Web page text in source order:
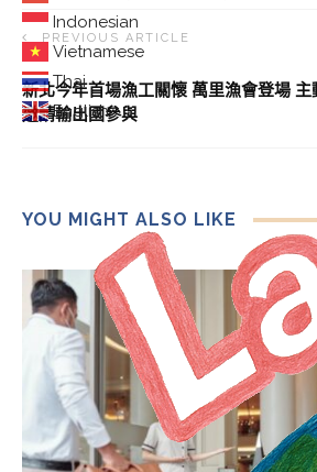
Indonesian
Vietnamese
Thai
English
PREVIOUS ARTICLE
新北今年首場漁工關懷 萬里漁會登場
邀請輸出國參與
YOU MIGHT ALSO LIKE